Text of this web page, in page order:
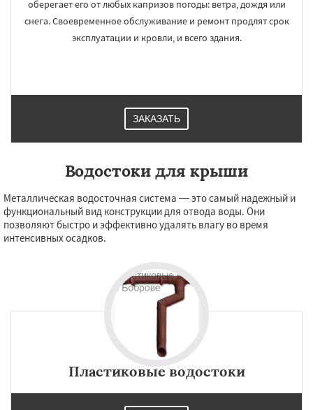
оберегает его от любых капризов погоды: ветра, дождя или
снега. Своевременное обслуживание и ремонт продлят срок
эксплуатации и кровли, и всего здания.
ЗАКАЗАТЬ
Водостоки для крыши
Металлическая водосточная система — это самый надежный и
функциональный вид конструкции для отвода воды. Они
позволяют быстро и эффективно удалять влагу во время
интенсивных осадков.
Пластиковые водостоки